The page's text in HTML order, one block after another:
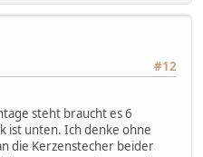
#12
steht braucht es 6
ist unten. Ich denke ohne
die Kerzenstecher beider